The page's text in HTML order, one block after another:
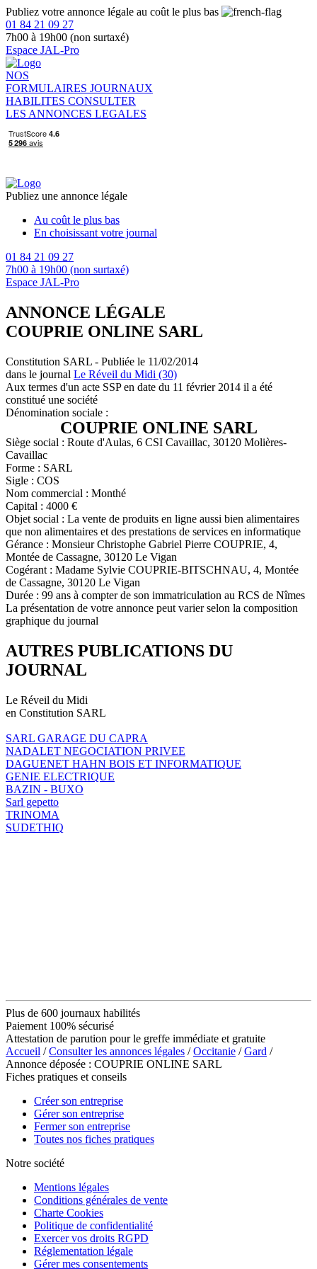
Publiez votre annonce légale au coût le plus bas
01 84 21 09 27
7h00 à 19h00 (non surtaxé)
Espace JAL-Pro
NOS
FORMULAIRES JOURNAUX
HABILITES CONSULTER
LES ANNONCES LEGALES
Publiez une annonce légale
Au coût le plus bas
En choisissant votre journal
01 84 21 09 27
7h00 à 19h00 (non surtaxé)
Espace JAL-Pro
ANNONCE LÉGALE
COUPRIE ONLINE SARL
Constitution SARL - Publiée le 11/02/2014
dans le journal Le Réveil du Midi (30)
Aux termes d'un acte SSP en date du 11 février 2014 il a été
constitué une société
Dénomination sociale :
COUPRIE ONLINE SARL
Siège social : Route d'Aulas, 6 CSI Cavaillac, 30120 Molières-
Cavaillac
Forme : SARL
Sigle : COS
Nom commercial : Monthé
Capital : 4000 €
Objet social : La vente de produits en ligne aussi bien alimentaires
que non alimentaires et des prestations de services en informatique
Gérance : Monsieur Christophe Gabriel Pierre COUPRIE, 4,
Montée de Cassagne, 30120 Le Vigan
Cogérant : Madame Sylvie COUPRIE-BITSCHNAU, 4, Montée
de Cassagne, 30120 Le Vigan
Durée : 99 ans à compter de son immatriculation au RCS de Nîmes
La présentation de votre annonce peut varier selon la composition
graphique du journal
AUTRES PUBLICATIONS DU
JOURNAL
Le Réveil du Midi
en Constitution SARL
SARL GARAGE DU CAPRA
NADALET NEGOCIATION PRIVEE
DAGUENET HAHN BOIS ET INFORMATIQUE
GENIE ELECTRIQUE
BAZIN - BUXO
Sarl gepetto
TRINOMA
SUDETHIQ
Plus de 600 journaux habilités
Paiement 100% sécurisé
Attestation de parution pour le greffe immédiate et gratuite
Accueil /Consulter les annonces légales /Occitanie /Gard /
Annonce déposée : COUPRIE ONLINE SARL
Fiches pratiques et conseils
Créer son entreprise
Gérer son entreprise
Fermer son entreprise
Toutes nos fiches pratiques
Notre société
Mentions légales
Conditions générales de vente
Charte Cookies
Politique de confidentialité
Exercer vos droits RGPD
Réglementation légale
Gérer mes consentements